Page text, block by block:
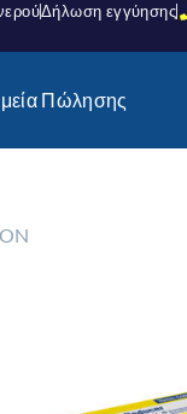
Δήλωση εγγύησης
Πώλησης